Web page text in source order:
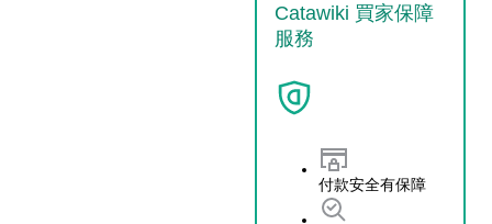
Catawiki 買家保障
服務
付款安全有保障